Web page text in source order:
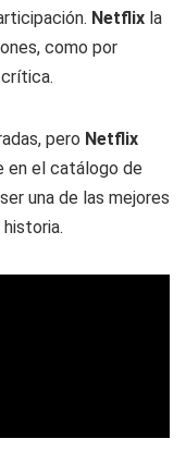
Netflix la
como por
pero Netflix
en el catálogo de
una de las mejores